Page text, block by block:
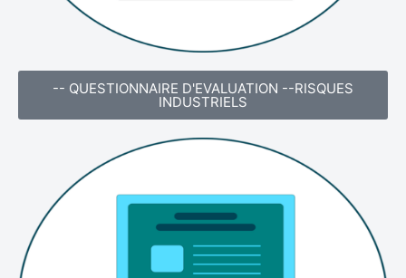
-- QUESTIONNAIRE D'EVALUATION --RISQUES
INDUSTRIELS